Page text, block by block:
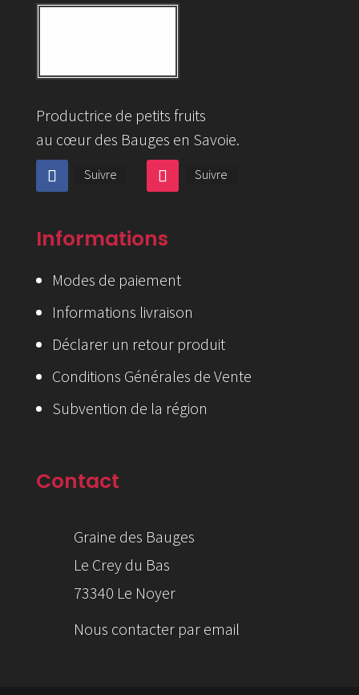
Productrice de petits fruits
au cœur des Bauges en Savoie.
Suivre Suivre
Informations
Modes de paiement
Informations livraison
Déclarer un retour produit
Conditions Générales de Vente
Subvention de la région
Contact
Graine des Bauges
Le Crey du Bas
73340 Le Noyer
Nous contacter par email